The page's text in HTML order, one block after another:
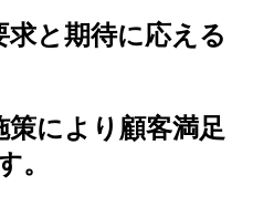
と期待に応える
により顧客満足
。